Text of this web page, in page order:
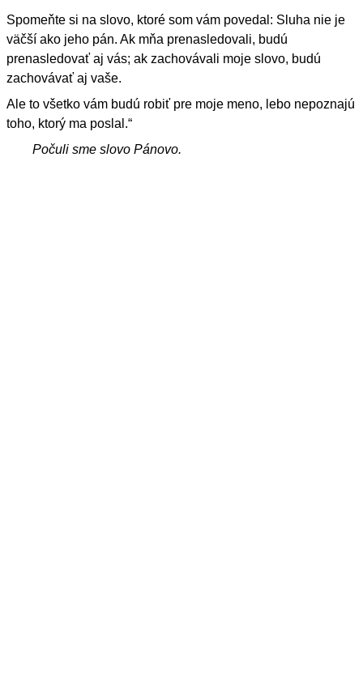
Spomeňte si na slovo, ktoré som vám povedal: Sluha nie je
väčší ako jeho pán. Ak mňa prenasledovali, budú
prenasledovať aj vás; ak zachovávali moje slovo, budú
zachovávať aj vaše.
Ale to všetko vám budú robiť pre moje meno, lebo nepoznajú
toho, ktorý ma poslal.“
Počuli sme slovo Pánovo.